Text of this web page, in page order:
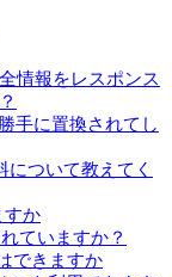
情報をレスポンス
手に置換されてし
について教えてく
すか
ていますか？
できますか